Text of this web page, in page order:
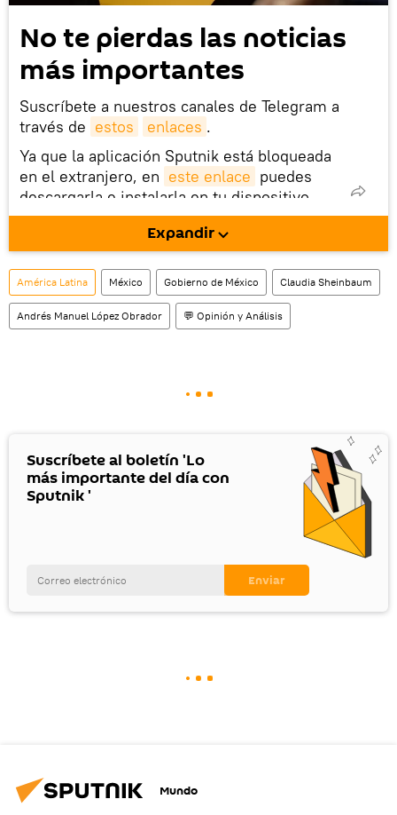
No te pierdas las noticias
más importantes
Suscríbete a nuestros canales de Telegram a
través de estos enlaces .
Ya que la aplicación Sputnik está bloqueada
en el extranjero, en este enlace puedes
descargarla e instalarla en tu dispositivo
móvil (¡solo para Android!).
También tenemos una cuenta en la red
social rusa VK .
Expandir
América Latina México Gobierno de México Claudia Sheinbaum
Andrés Manuel López Obrador 💬 Opinión y Análisis
Suscríbete al boletín 'Lo
más importante del día con
Sputnik '
Mundo